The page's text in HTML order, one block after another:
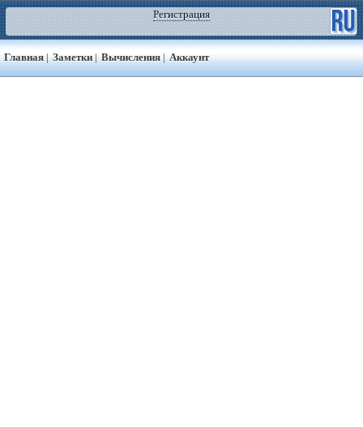
Регистрация
Главная | Заметки | Вычисления | Аккаунт